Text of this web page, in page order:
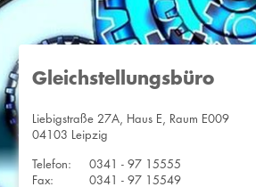
Gleichstellungsbüro
Liebigstraße 27A, Haus E, Raum E009
04103 Leipzig
Telefon:
0341 - 97 15555
Fax:
0341 - 97 15549